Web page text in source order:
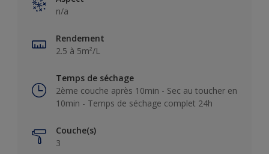
n/a
Rendement
2.5 à 5m²/L
Temps de séchage
2ème couche après 10min - Sec au toucher en
10min - Temps de séchage complet 24h
Couche(s)
3